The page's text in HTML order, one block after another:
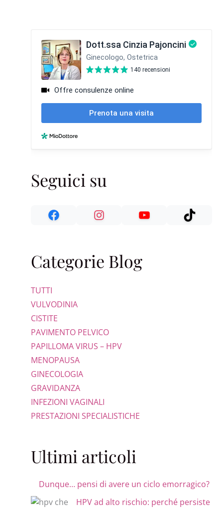
Seguici su
Categorie Blog
TUTTI
VULVODINIA
CISTITE
PAVIMENTO PELVICO
PAPILLOMA VIRUS – HPV
MENOPAUSA
GINECOLOGIA
GRAVIDANZA
INFEZIONI VAGINALI
PRESTAZIONI SPECIALISTICHE
Ultimi articoli
Dunque… pensi di avere un ciclo emorragico?
HPV ad alto rischio: perché persiste